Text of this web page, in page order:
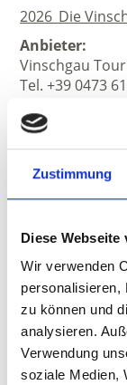
Zustimmung
Diese Webseite
Wir verwenden
personalisieren,
zu können und
analysieren.
Verwendung
soziale Medien,
2026_Die
Anbieter:
Vinschgau
Tel. +39 0473